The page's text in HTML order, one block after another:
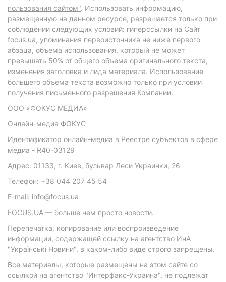
пользования сайтом". Использовать информацию,
размещенную на данном ресурсе, разрешается только при
соблюдении следующих условий: гиперссылки на Сайт
focus.ua, упоминания первоисточника не ниже первого
абзаца, объема использования, который не может
превышать 50% от общего объема оригинального текста,
изменения заголовка и лида материала. Использование
большего объема текста возможно только при условии
получения письменного разрешения Компании.
ООО «ФОКУС МЕДИА»
Онлайн-медиа ФОКУС
Идентификатор онлайн-медиа в Реестре субъектов в сфере
медиа - R40-03129
Адрес: 01133, г. Киев, бульвар Леси Украинки, 26
Телефон: +38 044 207 45 54
E-mail: info@focus.ua
FOCUS.UA — больше чем просто новости.
Перепечатка, копирование или воспроизведение
информации, содержащей ссылку на агентство ИнА
"Українські Новини", в каком-либо виде строго запрещены.
Все материалы, которые размещены на этом сайте со
ссылкой на агентство "Интерфакс-Украина", не подлежат